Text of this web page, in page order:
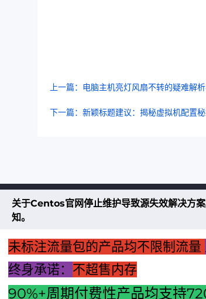
上一篇：电脑主机亮灯风扇不转的疑难解
下一篇：新颖标题建议：揭秘虚拟机配置
不大创造互联致力于以最 “绿
了解更多
关于Centos官网停止维护导致源失效解决方
知。
未标注流量包的产品均不限制流量
终身承诺： 不超售内存
90%+周期付费性产品均支持